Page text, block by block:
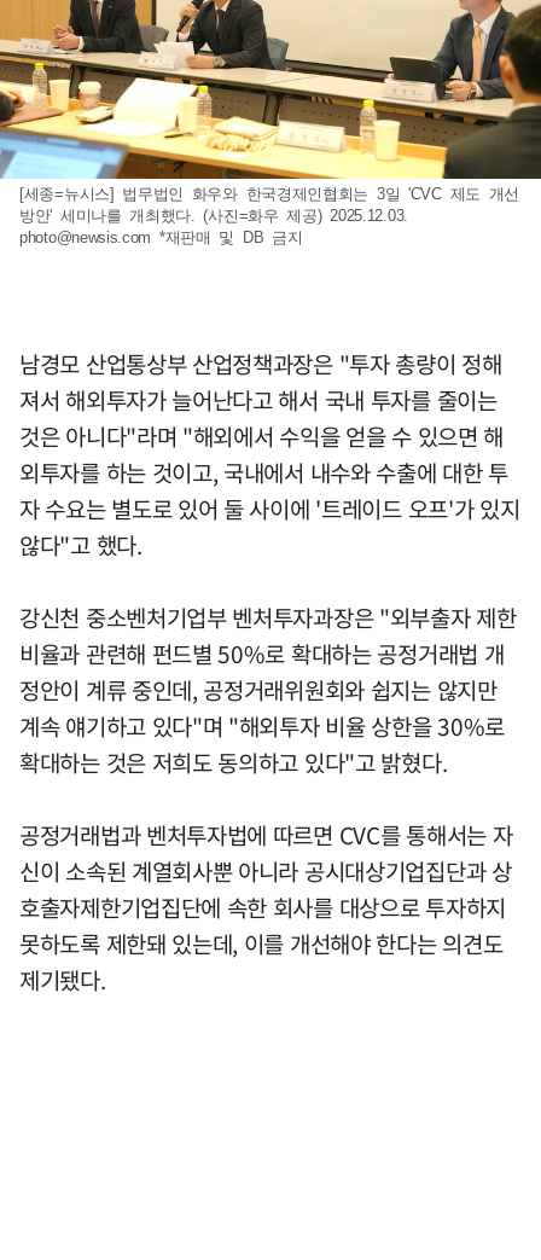
[세종=뉴시스] 법무법인 화우와 한국경제인협회는 3일 'CVC 제도 개선
방안' 세미나를 개최했다. (사진=화우 제공) 2025.12.03.
photo@newsis.com *재판매 및 DB 금지
남경모 산업통상부 산업정책과장은 "투자 총량이 정해
져서 해외투자가 늘어난다고 해서 국내 투자를 줄이는
것은 아니다"라며 "해외에서 수익을 얻을 수 있으면 해
외투자를 하는 것이고, 국내에서 내수와 수출에 대한 투
자 수요는 별도로 있어 둘 사이에 '트레이드 오프'가 있지
않다"고 했다.
강신천 중소벤처기업부 벤처투자과장은 "외부출자 제한
비율과 관련해 펀드별 50%로 확대하는 공정거래법 개
정안이 계류 중인데, 공정거래위원회와 쉽지는 않지만
계속 얘기하고 있다"며 "해외투자 비율 상한을 30%로
확대하는 것은 저희도 동의하고 있다"고 밝혔다.
공정거래법과 벤처투자법에 따르면 CVC를 통해서는 자
신이 소속된 계열회사뿐 아니라 공시대상기업집단과 상
호출자제한기업집단에 속한 회사를 대상으로 투자하지
못하도록 제한돼 있는데, 이를 개선해야 한다는 의견도
제기됐다.